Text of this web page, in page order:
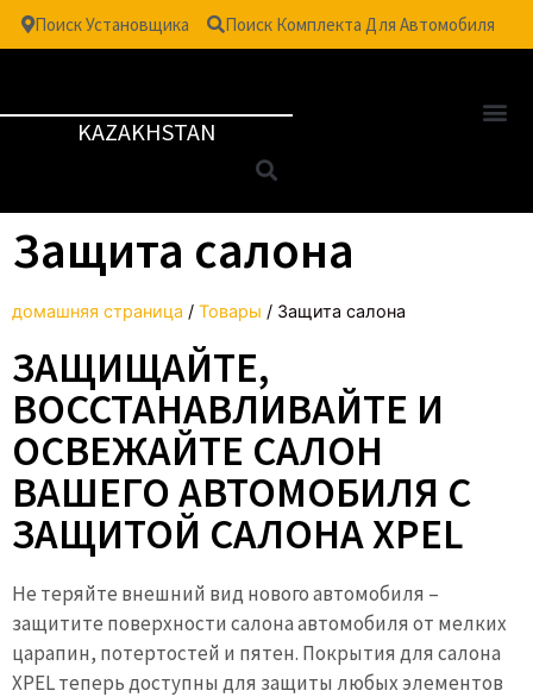
Поиск Установщика Поиск Комплекта Для Автомобиля
KAZAKHSTAN
Защита салона
домашняя страница / Товары / Защита салона
ЗАЩИЩАЙТЕ,
ВОССТАНАВЛИВАЙТЕ И
ОСВЕЖАЙТЕ САЛОН
ВАШЕГО АВТОМОБИЛЯ С
ЗАЩИТОЙ САЛОНА XPEL
Не теряйте внешний вид нового автомобиля –
защитите поверхности салона автомобиля от мелких
царапин, потертостей и пятен. Покрытия для салона
XPEL теперь доступны для защиты любых элементов